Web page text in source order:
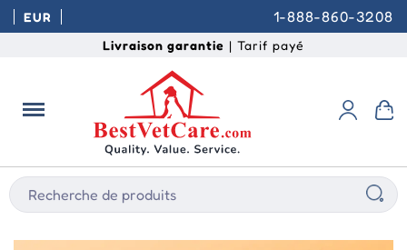
EUR 1-888-860-3208
Livraison garantie | Tarif payé